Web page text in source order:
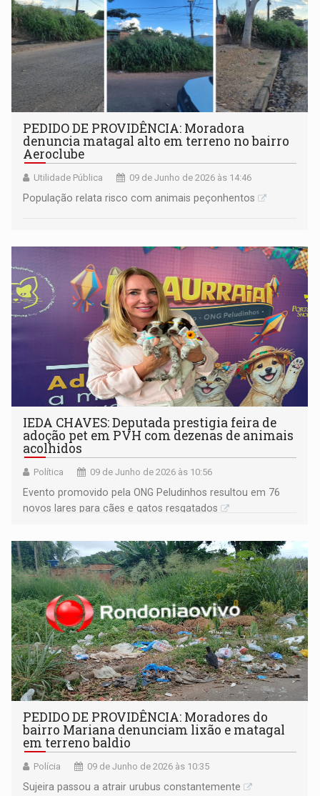
PEDIDO DE PROVIDÊNCIA: Moradora
denuncia matagal alto em terreno no bairro
Aeroclube
Utilidade Pública 09 de Junho de 2026 às 14:46
População relata risco com animais peçonhentos
IEDA CHAVES: Deputada prestigia feira de
adoção pet em PVH com dezenas de animais
acolhidos
Política 09 de Junho de 2026 às 10:56
Evento promovido pela ONG Peludinhos resultou em 76
novos lares para cães e gatos resgatados
PEDIDO DE PROVIDÊNCIA: Moradores do
bairro Mariana denunciam lixão e matagal
em terreno baldio
Polícia 09 de Junho de 2026 às 10:35
Sujeira passou a atrair urubus constantemente